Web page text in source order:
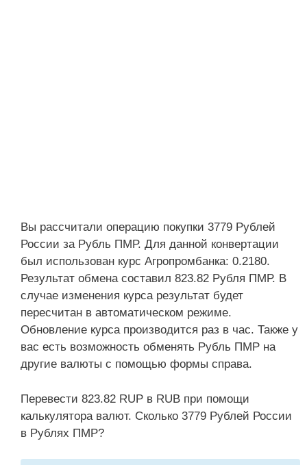
Вы рассчитали операцию покупки 3779 Рублей
России за Рубль ПМР. Для данной конвертации
был использован курс Агропромбанка: 0.2180.
Результат обмена составил 823.82 Рубля ПМР. В
случае изменения курса результат будет
пересчитан в автоматическом режиме.
Обновление курса производится раз в час. Также у
вас есть возможность обменять Рубль ПМР на
другие валюты с помощью формы справа.
Перевести 823.82 RUP в RUB при помощи
калькулятора валют. Сколько 3779 Рублей России
в Рублях ПМР?